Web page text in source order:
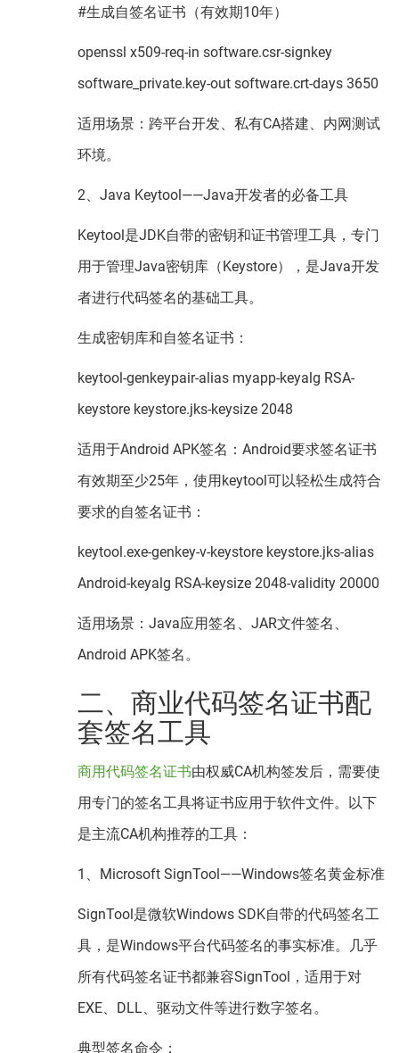
#生成自签名证书（有效期10年）
openssl x509-req-in software.csr-signkey
software_private.key-out software.crt-days 3650
适用场景：跨平台开发、私有CA搭建、内网测试
环境。
2、Java Keytool——Java开发者的必备工具
Keytool是JDK自带的密钥和证书管理工具，专门
用于管理Java密钥库（Keystore），是Java开发
者进行代码签名的基础工具。
生成密钥库和自签名证书：
keytool-genkeypair-alias myapp-keyalg RSA-
keystore keystore.jks-keysize 2048
适用于Android APK签名：Android要求签名证书
有效期至少25年，使用keytool可以轻松生成符合
要求的自签名证书：
keytool.exe-genkey-v-keystore keystore.jks-alias
Android-keyalg RSA-keysize 2048-validity 20000
适用场景：Java应用签名、JAR文件签名、
Android APK签名。
二、商业代码签名证书配
套签名工具
商用代码签名证书由权威CA机构签发后，需要使
用专门的签名工具将证书应用于软件文件。以下
是主流CA机构推荐的工具：
1、Microsoft SignTool——Windows签名黄金标准
SignTool是微软Windows SDK自带的代码签名工
具，是Windows平台代码签名的事实标准。几乎
所有代码签名证书都兼容SignTool，适用于对
EXE、DLL、驱动文件等进行数字签名。
典型签名命令：